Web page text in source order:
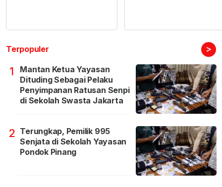
Terpopuler >
1
Mantan Ketua Yayasan
Dituding Sebagai Pelaku
Penyimpanan Ratusan Senpi
di Sekolah Swasta Jakarta
2 Terungkap, Pemilik 995
Senjata di Sekolah Yayasan
Pondok Pinang